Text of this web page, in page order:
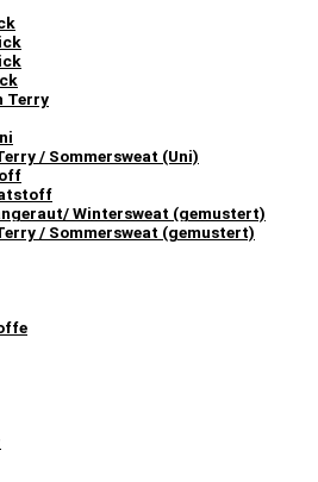
Terry
/ Sommersweat (Uni)
Wintersweat (gemustert)
/ Sommersweat (gemustert)